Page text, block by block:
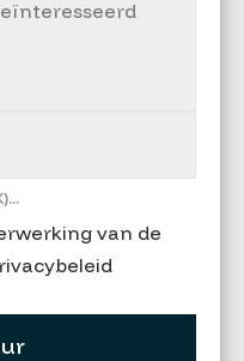
van de